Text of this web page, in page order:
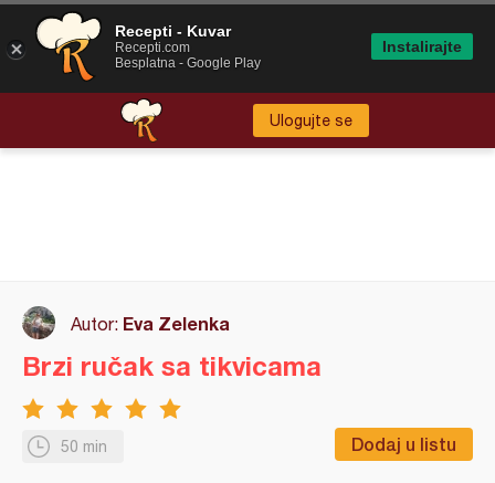
Ulogujte se
Autor: Eva Zelenka
50 min Dodaj u listu
Brzi ručak sa tikvicama
Recepti - Kuvar
Recepti.com
Besplatna - Google Play
Instalirajte